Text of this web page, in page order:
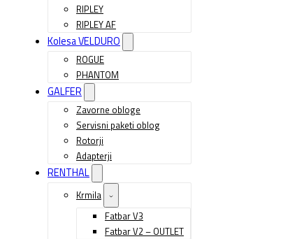
RIPLEY
RIPLEY AF
Kolesa VELDURO
ROGUE
PHANTOM
GALFER
Zavorne obloge
Servisni paketi oblog
Rotorji
Adapterji
RENTHAL
Krmila
Fatbar V3
Fatbar V2 – OUTLET